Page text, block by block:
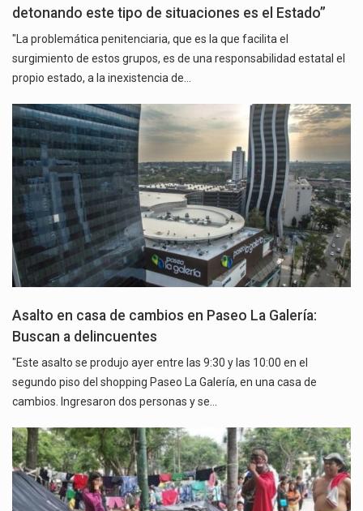
detonando este tipo de situaciones es el Estado”
"La problemática penitenciaria, que es la que facilita el
surgimiento de estos grupos, es de una responsabilidad estatal el
propio estado, a la inexistencia de…
Asalto en casa de cambios en Paseo La Galería:
Buscan a delincuentes
"Este asalto se produjo ayer entre las 9:30 y las 10:00 en el
segundo piso del shopping Paseo La Galería, en una casa de
cambios. Ingresaron dos personas y se…